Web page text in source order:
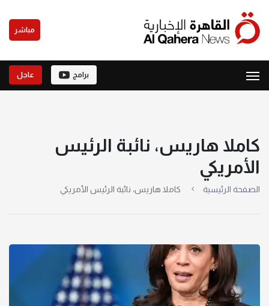
مباشر
برامج عاجل
كاملا هاريس، نائبة الرئيس
الأمريكي
الصفحة الرئيسية كاملا هاريس، نائبة الرئيس الأمريكي